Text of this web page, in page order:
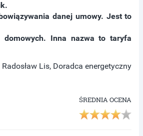
danej umowy. Jest to
Inna nazwa to taryfa
Radosław Lis, Doradca energetyczny
ŚREDNIA OCENA